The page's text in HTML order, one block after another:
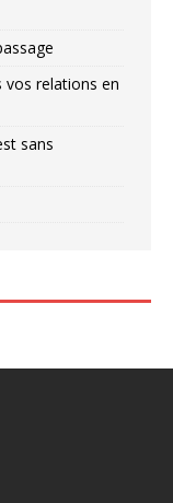
vos relations en
sans